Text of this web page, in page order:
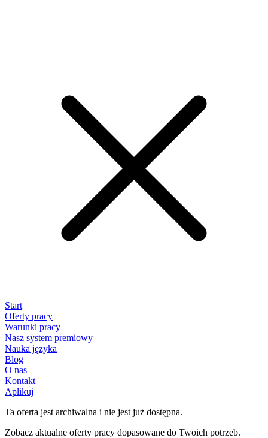
Start
Oferty pracy
Warunki pracy
Nasz system premiowy
Nauka języka
Blog
O nas
Kontakt
Aplikuj
Ta oferta jest archiwalna i nie jest już dostępna.
Zobacz aktualne oferty pracy dopasowane do Twoich potrzeb.